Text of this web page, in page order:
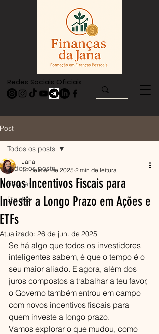
Redes Sociais Oficiais
Post
Todos os posts
Poupar
Dívidas
Todos os posts
Novos Incentivos Fiscais para
Investir a Longo Prazo em Ações e
ETFs
Jana
12 de mar. de 2025 2 min de leitura
Atualizado: 26 de jun. de 2025
Se há algo que todos os investidores
inteligentes sabem, é que o tempo é o
seu maior aliado. E agora, além dos
juros compostos a trabalhar a teu favor,
o Governo também entrou em campo
com novos incentivos fiscais para
quem investe a longo prazo.
Vamos explorar o que mudou, como